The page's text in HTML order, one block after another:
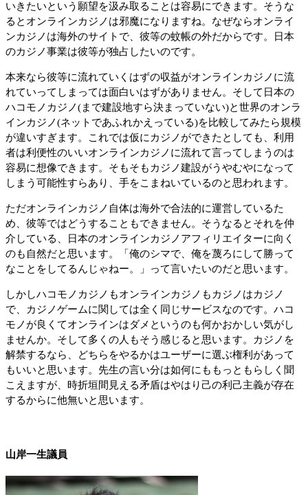
いきたいという願望を汲み取ることは容易にできます。そうな
るとオンラインカジノは邪魔になりますね。なぜならオンライ
ンカジノは海外のサイトで、彼等の蚊帳の外だからです。日本
のカジノ事業は彼等が独占したいのです。
本来なら彼等に流れていくはずの収益がオンラインカジノに流
れていってしまっては面白いはずがありません。そして日本の
ハコモノカジノ(まで建設地すら決まっていない)と世界のオンラ
インカジノ(ネットであふれかえっている)を比較してみたら規模
が違いすぎます。これでは仮にカジノができたとしても、利用
者は利便性のいいオンラインカジノに流れて言ってしまうのは
容易に想像できます。そもそもカジノ建設がうやむやになって
しまう可能性すらあり、手をこまねいているのと思われます。
ただオンラインカジノ自体は海外で合法的に運営しているた
め、彼等ではどうすることもできません。そうなるとそれを仲
介している、日本のオンラインカジノアフィリエイターに向く
のも自然だと思います。「俺のシマで、俺を蔑ろにして勝って
なことをしてるんじゃねー。」って言いたいのだと思います。
しかしハコモノカジノもオンラインカジノもカジノはカジノ
で、カジノゲームに関しては全く同じサービスなのです。ハコ
モノが良くてオンラインはダメというのも何かおかしい気がし
ませんか。そして多くの人もそう感じると思います。カジノを
解禁するなら、どちらをやるかはユーザーに選ぶ権利があって
もいいと思います。先生の言い分は如何にももっともらしく聞
こえますが、時折垣間見える矛盾はやはり己の利己主義が存在
するからに他無いと思います。
山岸一生議員